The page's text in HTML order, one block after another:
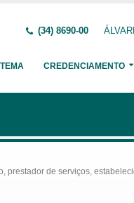
(34) 8690-00
CREDENCIAMENTO
de serviços,